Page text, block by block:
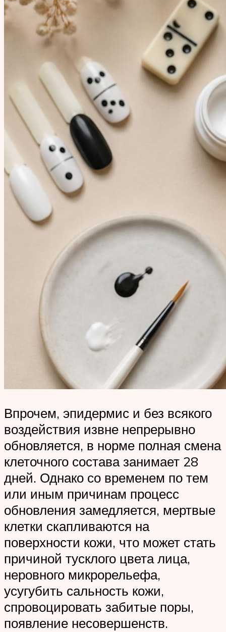
Впрочем, эпидермис и без всякого
воздействия извне непрерывно
обновляется, в норме полная смена
клеточного состава занимает 28
дней. Однако со временем по тем
или иным причинам процесс
обновления замедляется, мертвые
клетки скапливаются на
поверхности кожи, что может стать
причиной тусклого цвета лица,
неровного микрорельефа,
усугубить сальность кожи,
спровоцировать забитые поры,
появление несовершенств.